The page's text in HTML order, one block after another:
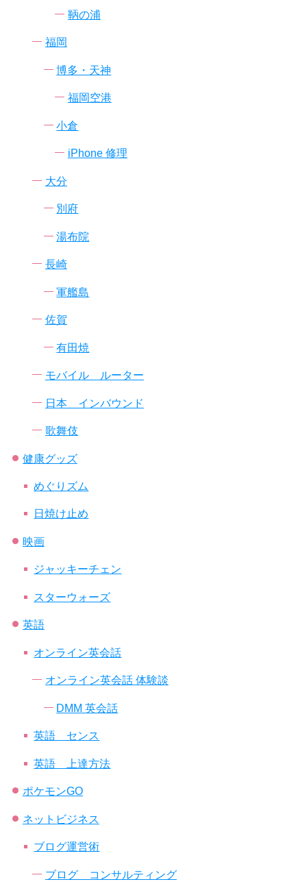
鞆の浦
福岡
博多・天神
福岡空港
小倉
iPhone 修理
大分
別府
湯布院
長崎
軍艦島
佐賀
有田焼
モバイル ルーター
日本 インバウンド
歌舞伎
健康グッズ
めぐりズム
日焼け止め
映画
ジャッキーチェン
スターウォーズ
英語
オンライン英会話
オンライン英会話 体験談
DMM 英会話
英語 センス
英語 上達方法
ポケモンGO
ネットビジネス
ブログ運営術
ブログ コンサルティング